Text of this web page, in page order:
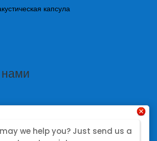
капсула
we help you? Just send us a